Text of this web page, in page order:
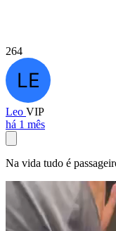
264
Leo VIP
há 1 mês
Na vida tudo é